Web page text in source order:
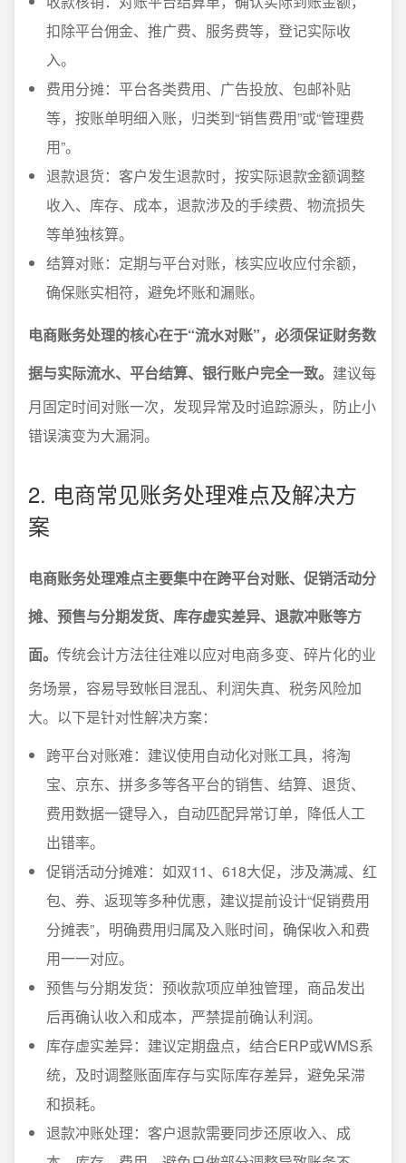
扣除平台佣金、推广费、服务费等，登记实际收
入。
费用分摊：平台各类费用、广告投放、包邮补贴
等，按账单明细入账，归类到“销售费用”或“管理费
用”。
退款退货：客户发生退款时，按实际退款金额调整
收入、库存、成本，退款涉及的手续费、物流损失
等单独核算。
结算对账：定期与平台对账，核实应收应付余额，
确保账实相符，避免坏账和漏账。
电商账务处理的核心在于“流水对账”，必须保证财务数
据与实际流水、平台结算、银行账户完全一致。 建议每
月固定时间对账一次，发现异常及时追踪源头，防止小
错误演变为大漏洞。
2. 电商常见账务处理难点及解决方
案
电商账务处理难点主要集中在跨平台对账、促销活动分
摊、预售与分期发货、库存虚实差异、退款冲账等方
面。 传统会计方法往往难以应对电商多变、碎片化的业
务场景，容易导致帐目混乱、利润失真、税务风险加
大。以下是针对性解决方案：
跨平台对账难：建议使用自动化对账工具，将淘
宝、京东、拼多多等各平台的销售、结算、退货、
费用数据一键导入，自动匹配异常订单，降低人工
出错率。
促销活动分摊难：如双11、618大促，涉及满减、红
包、券、返现等多种优惠，建议提前设计“促销费用
分摊表”，明确费用归属及入账时间，确保收入和费
用一一对应。
预售与分期发货：预收款项应单独管理，商品发出
后再确认收入和成本，严禁提前确认利润。
库存虚实差异：建议定期盘点，结合ERP或WMS系
统，及时调整账面库存与实际库存差异，避免呆滞
和损耗。
退款冲账处理：客户退款需要同步还原收入、成